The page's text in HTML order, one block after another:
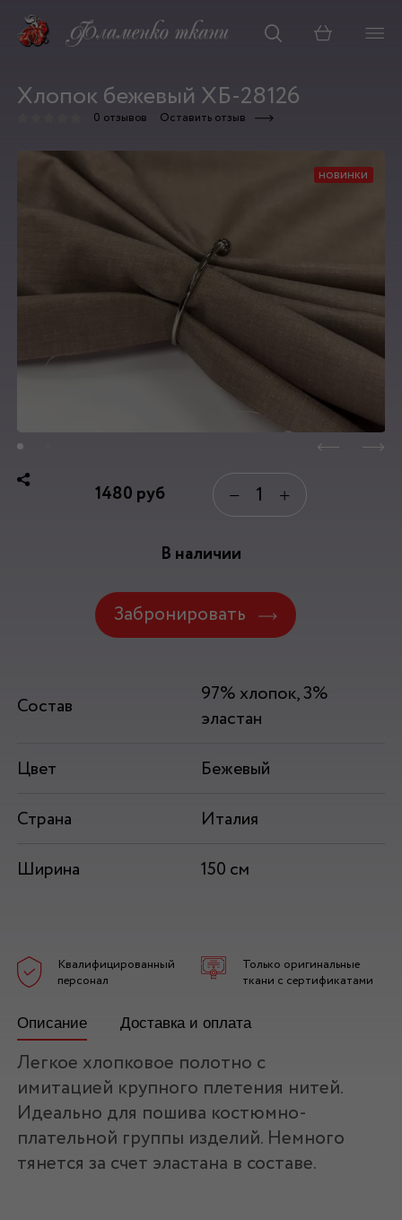
Корзина
Хлопок бежевый ХБ-28126
0 отзывов Оставить отзыв
новинки
1480 руб − +
В наличии
Забронировать
Состав
97% хлопок, 3%
эластан
Цвет
Бежевый
Страна
Италия
Ширина
150 см
Квалифицированный
персонал
Только оригинальные
ткани с сертификатами
Описание Доставка и оплата
Легкое хлопковое полотно с
имитацией крупного плетения нитей.
Идеально для пошива костюмно-
плательной группы изделий. Немного
тянется за счет эластана в составе.